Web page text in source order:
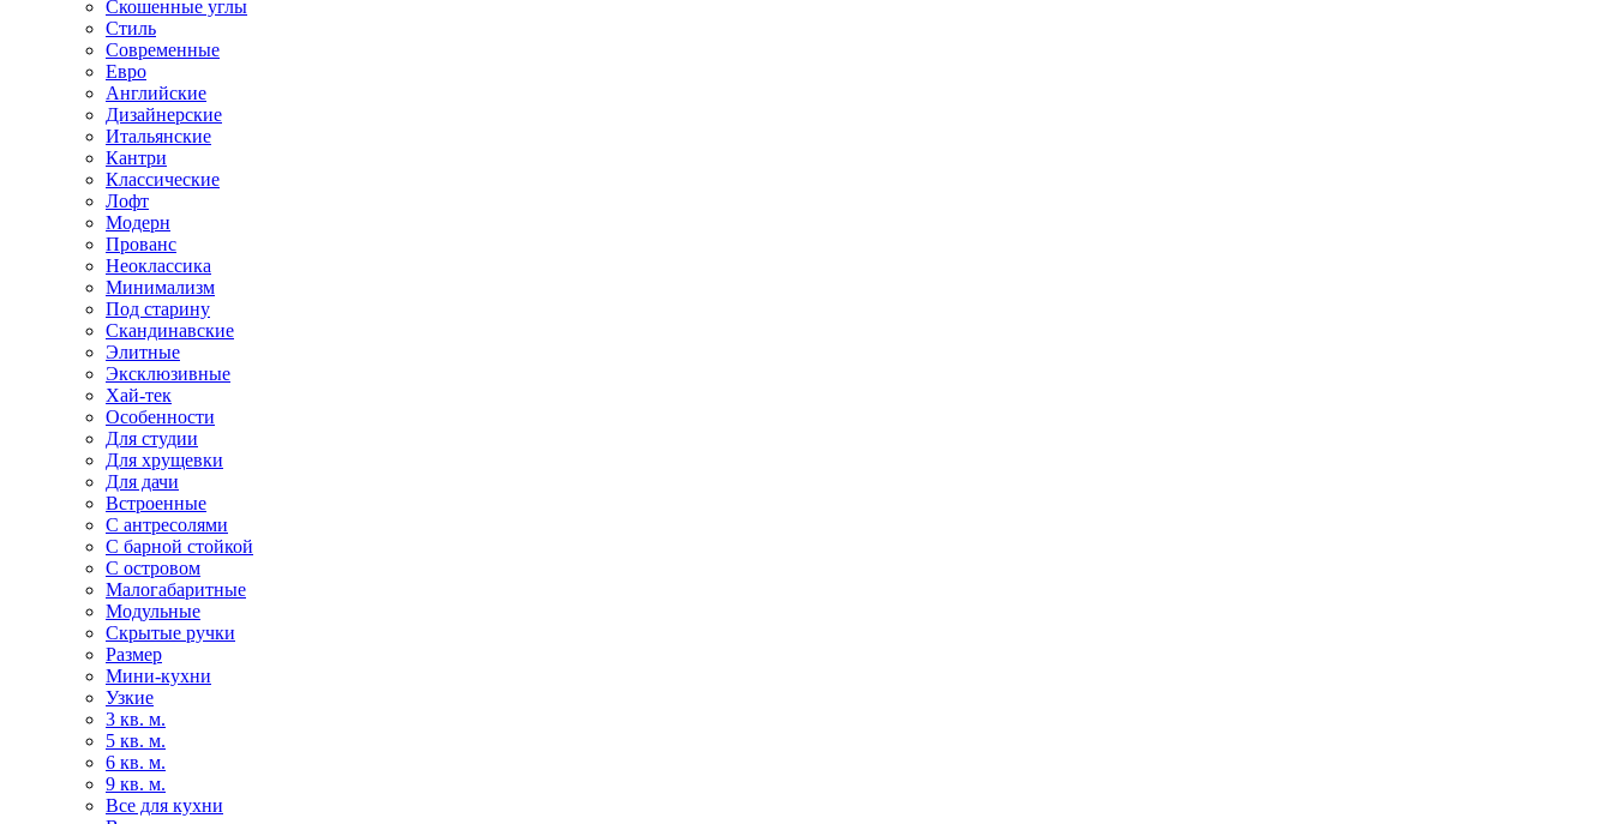
Скошенные углы
Стиль
Современные
Евро
Английские
Дизайнерские
Итальянские
Кантри
Классические
Лофт
Модерн
Прованс
Неоклассика
Минимализм
Под старину
Скандинавские
Элитные
Эксклюзивные
Хай-тек
Особенности
Для студии
Для хрущевки
Для дачи
Встроенные
С антресолями
С барной стойкой
С островом
Малогабаритные
Модульные
Скрытые ручки
Размер
Мини-кухни
Узкие
3 кв. м.
5 кв. м.
6 кв. м.
9 кв. м.
Все для кухни